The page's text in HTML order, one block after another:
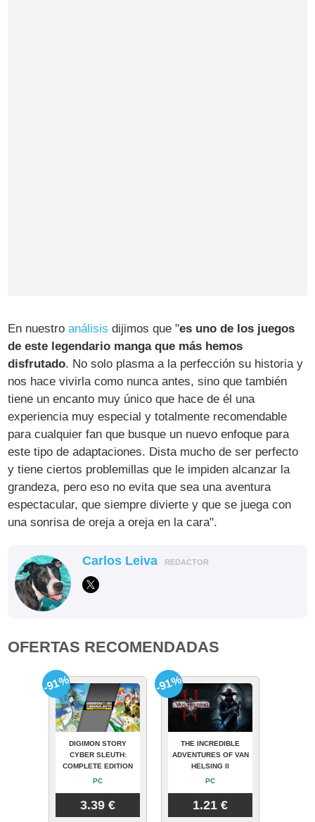
En nuestroanálisis dijimos que "es uno de los juegos
de este legendario manga que más hemos
disfrutado. No solo plasma a la perfección su historia y
nos hace vivirla como nunca antes, sino que también
tiene un encanto muy único que hace de él una
experiencia muy especial y totalmente recomendable
para cualquier fan que busque un nuevo enfoque para
este tipo de adaptaciones. Dista mucho de ser perfecto
y tiene ciertos problemillas que le impiden alcanzar la
grandeza, pero eso no evita que sea una aventura
espectacular, que siempre divierte y que se juega con
una sonrisa de oreja a oreja en la cara".
Carlos Leiva REDACTOR
OFERTAS RECOMENDADAS
DIGIMON STORY
CYBER SLEUTH:
COMPLETE EDITION
PC
3.39 €
-91%
THE INCREDIBLE
ADVENTURES OF VAN
HELSING II
PC
1.21 €
-91%